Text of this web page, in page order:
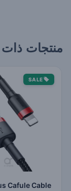
منتجات
SALE
Cafule Cable